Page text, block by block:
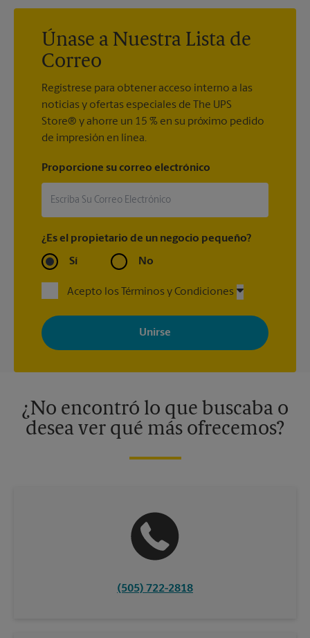
Únase a Nuestra Lista de
Correo
Regístrese para obtener acceso interno a las
noticias y ofertas especiales de The UPS
Store® y ahorre un 15 % en su próximo pedido
de impresión en línea.
Proporcione su correo electrónico
¿Es el propietario de un negocio pequeño?
Sí No
Acepto los Términos y Condiciones
Al registrarse, acepta recibir correos electrónicos de The UPS
Store con noticias, ofertas especiales, promociones y mensajes
adaptados a sus intereses. Puede darse de baja en cualquier
momento. Para más información, consulte nuestra política de
¿No encontró lo que buscaba o
desea ver qué más ofrecemos?
(505) 722-2818